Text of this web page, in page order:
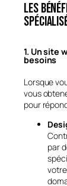
Les
1. Un site
besoins
Lorsque
vous
pour
par